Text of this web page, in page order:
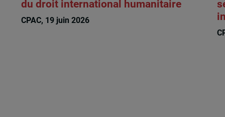
du droit international humanitaire
CPAC, 19 juin 2026